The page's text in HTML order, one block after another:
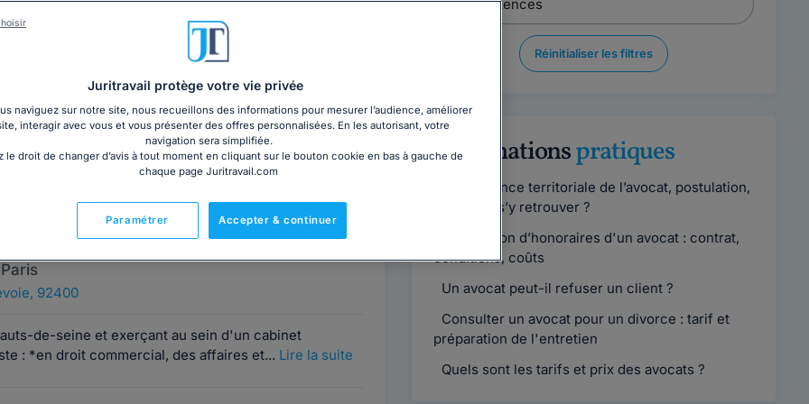
MATHILDE
les domaines du droit pénal, de la réparation des
droit médical. EN DROIT...Lire la suite
SERY AVOCAT
92400
Contacter ce cabinet
de-seine et exerçant au sein d'un cabinet
: *en droit commercial, des affaires et... Lire la suite
Réinitialiser les filtres
Informationspratiques
Compétence territoriale de l’avocat, postulation,
comment s’y retrouver ?
Convention d’honoraires d'un avocat : contrat,
conditions, coûts
Un avocat peut-il refuser un client ?
Consulter un avocat pour un divorce : tarif et
préparation de l'entretien
Quels sont les tarifs et prix des avocats ?
Juritravail protège votre vie privée
naviguez sur notre site, nous recueillons des informations pour mesurer l’audience, améliorer
interagir avec vous et vous présenter des offres personnalisées. En les autorisant, votre
navigation sera simplifiée.
le droit de changer d’avis à tout moment en cliquant sur le bouton cookie en bas à gauche de
chaque page Juritravail.com
Accepter & continuer
Paramétrer